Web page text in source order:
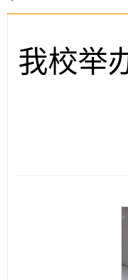
我校举